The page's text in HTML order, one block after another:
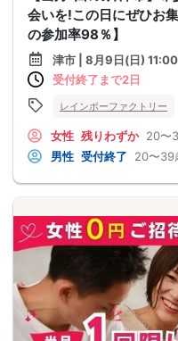
会いを!この日にぜひお
の参加率98％】
津市 | 8月9日(日)
受付終了まで2日
レインボーファクトリー
女性 残りわずか 20〜
男性 受付終了 20〜39